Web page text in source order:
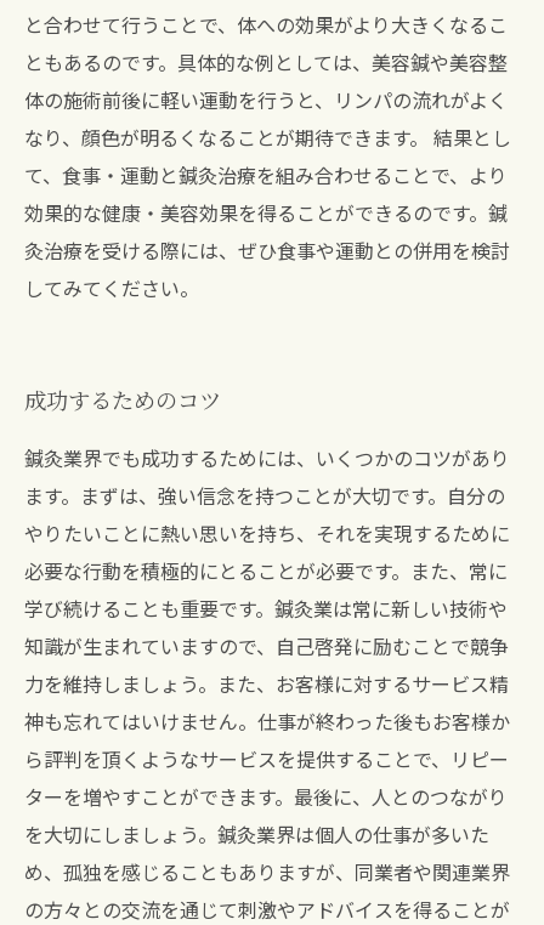
と合わせて行うことで、体への効果がより大きくなるこ
ともあるのです。具体的な例としては、美容鍼や美容整
体の施術前後に軽い運動を行うと、リンパの流れがよく
なり、顔色が明るくなることが期待できます。 結果とし
て、食事・運動と鍼灸治療を組み合わせることで、より
効果的な健康・美容効果を得ることができるのです。鍼
灸治療を受ける際には、ぜひ食事や運動との併用を検討
してみてください。
成功するためのコツ
鍼灸業界でも成功するためには、いくつかのコツがあり
ます。まずは、強い信念を持つことが大切です。自分の
やりたいことに熱い思いを持ち、それを実現するために
必要な行動を積極的にとることが必要です。また、常に
学び続けることも重要です。鍼灸業は常に新しい技術や
知識が生まれていますので、自己啓発に励むことで競争
力を維持しましょう。また、お客様に対するサービス精
神も忘れてはいけません。仕事が終わった後もお客様か
ら評判を頂くようなサービスを提供することで、リピー
ターを増やすことができます。最後に、人とのつながり
を大切にしましょう。鍼灸業界は個人の仕事が多いた
め、孤独を感じることもありますが、同業者や関連業界
の方々との交流を通じて刺激やアドバイスを得ることが